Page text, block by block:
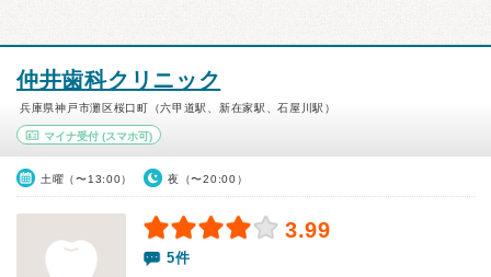
仲井歯科クリニック
兵庫県神戸市灘区桜口町（六甲道駅、新在家駅、石屋川駅）
マイナ受付 (スマホ可)
土曜（〜13:00） 夜（〜20:00）
3.99
5件